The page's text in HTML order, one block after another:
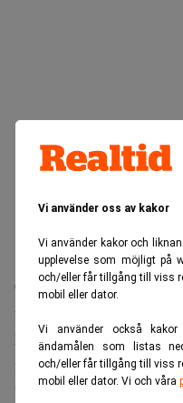
Vi använder oss av kakor
Vi använder kakor och
upplevelse som möjligt på
och/eller får tillgång till viss
mobil eller dator.
Vi använder också
ändamålen som listas
och/eller får tillgång till viss
mobil eller dator. Vi och våra
Chefekonomen Marie
tar tillbaka
kommer fortfarande att
företag.
”Detta bidrar ytterligare